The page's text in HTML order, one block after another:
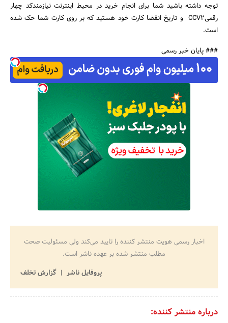
توجه داشته باشید شما برای انجام خرید در محیط اینترنت نیازمندکد چهار
رقمیCCV2 و تاریخ انقضا کارت خود هستید که بر روی کارت شما حک شده
است.
### پایان خبر رسمی
اخبار رسمی هویت منتشر کننده را تایید می‌کند ولی مسئولیت صحت
مطلب منتشر شده بر عهده ناشر است.
پروفایل ناشر
گزارش تخلف
درباره منتشر کننده: